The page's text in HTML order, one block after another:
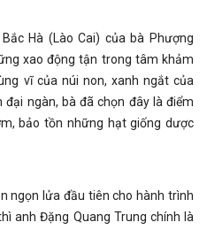
Hà (Lào Cai) của bà Phượng
xao động tận trong tâm khảm
vĩ của núi non, xanh ngắt của
ngàn, bà đã chọn đây là điểm
bảo tồn những hạt giống dược
ngọn lửa đầu tiên cho hành trình
anh Đặng Quang Trung chính là